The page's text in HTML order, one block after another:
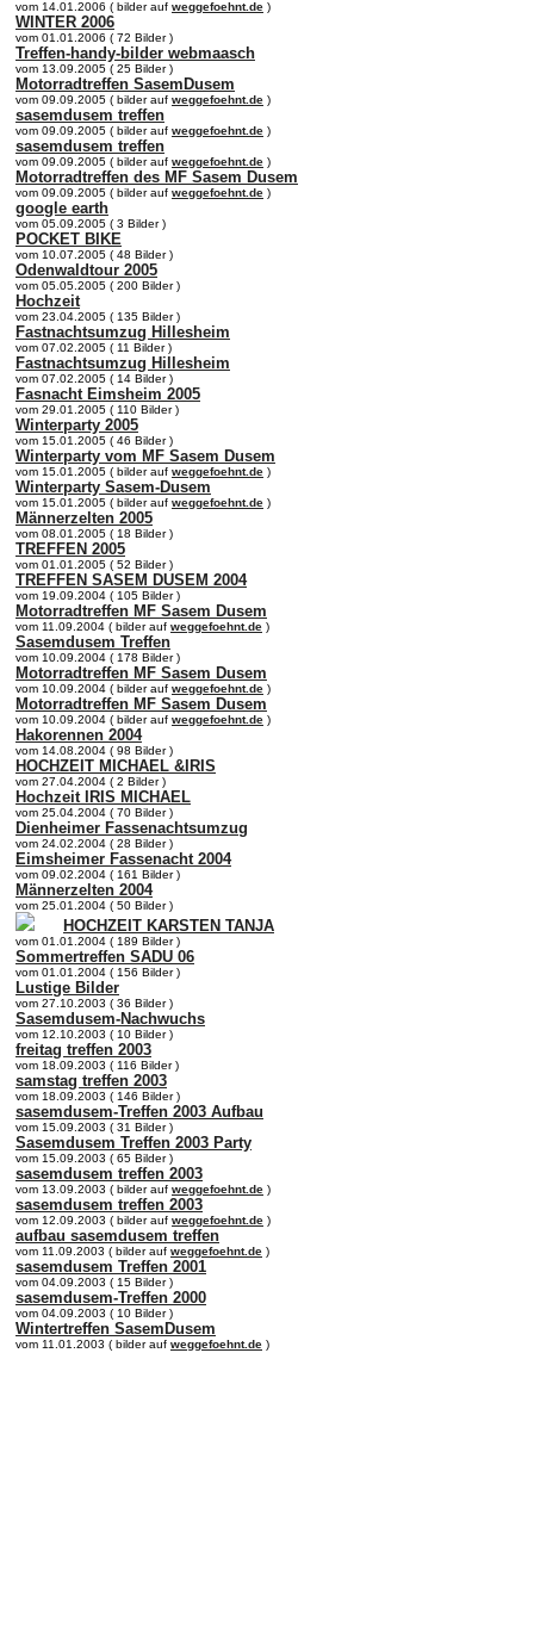
vom 14.01.2006 ( bilder auf weggefoehnt.de )
WINTER 2006
vom 01.01.2006 ( 72 Bilder )
Treffen-handy-bilder webmaasch
vom 13.09.2005 ( 25 Bilder )
Motorradtreffen SasemDusem
vom 09.09.2005 ( bilder auf weggefoehnt.de )
sasemdusem treffen
vom 09.09.2005 ( bilder auf weggefoehnt.de )
sasemdusem treffen
vom 09.09.2005 ( bilder auf weggefoehnt.de )
Motorradtreffen des MF Sasem Dusem
vom 09.09.2005 ( bilder auf weggefoehnt.de )
google earth
vom 05.09.2005 ( 3 Bilder )
POCKET BIKE
vom 10.07.2005 ( 48 Bilder )
Odenwaldtour 2005
vom 05.05.2005 ( 200 Bilder )
Hochzeit
vom 23.04.2005 ( 135 Bilder )
Fastnachtsumzug Hillesheim
vom 07.02.2005 ( 11 Bilder )
Fastnachtsumzug Hillesheim
vom 07.02.2005 ( 14 Bilder )
Fasnacht Eimsheim 2005
vom 29.01.2005 ( 110 Bilder )
Winterparty 2005
vom 15.01.2005 ( 46 Bilder )
Winterparty vom MF Sasem Dusem
vom 15.01.2005 ( bilder auf weggefoehnt.de )
Winterparty Sasem-Dusem
vom 15.01.2005 ( bilder auf weggefoehnt.de )
Männerzelten 2005
vom 08.01.2005 ( 18 Bilder )
TREFFEN 2005
vom 01.01.2005 ( 52 Bilder )
TREFFEN SASEM DUSEM 2004
vom 19.09.2004 ( 105 Bilder )
Motorradtreffen MF Sasem Dusem
vom 11.09.2004 ( bilder auf weggefoehnt.de )
Sasemdusem Treffen
vom 10.09.2004 ( 178 Bilder )
Motorradtreffen MF Sasem Dusem
vom 10.09.2004 ( bilder auf weggefoehnt.de )
Motorradtreffen MF Sasem Dusem
vom 10.09.2004 ( bilder auf weggefoehnt.de )
Hakorennen 2004
vom 14.08.2004 ( 98 Bilder )
HOCHZEIT MICHAEL &IRIS
vom 27.04.2004 ( 2 Bilder )
Hochzeit IRIS MICHAEL
vom 25.04.2004 ( 70 Bilder )
Dienheimer Fassenachtsumzug
vom 24.02.2004 ( 28 Bilder )
Eimsheimer Fassenacht 2004
vom 09.02.2004 ( 161 Bilder )
Männerzelten 2004
vom 25.01.2004 ( 50 Bilder )
HOCHZEIT KARSTEN TANJA
vom 01.01.2004 ( 189 Bilder )
Sommertreffen SADU 06
vom 01.01.2004 ( 156 Bilder )
Lustige Bilder
vom 27.10.2003 ( 36 Bilder )
Sasemdusem-Nachwuchs
vom 12.10.2003 ( 10 Bilder )
freitag treffen 2003
vom 18.09.2003 ( 116 Bilder )
samstag treffen 2003
vom 18.09.2003 ( 146 Bilder )
sasemdusem-Treffen 2003 Aufbau
vom 15.09.2003 ( 31 Bilder )
Sasemdusem Treffen 2003 Party
vom 15.09.2003 ( 65 Bilder )
sasemdusem treffen 2003
vom 13.09.2003 ( bilder auf weggefoehnt.de )
sasemdusem treffen 2003
vom 12.09.2003 ( bilder auf weggefoehnt.de )
aufbau sasemdusem treffen
vom 11.09.2003 ( bilder auf weggefoehnt.de )
sasemdusem Treffen 2001
vom 04.09.2003 ( 15 Bilder )
sasemdusem-Treffen 2000
vom 04.09.2003 ( 10 Bilder )
Wintertreffen SasemDusem
vom 11.01.2003 ( bilder auf weggefoehnt.de )